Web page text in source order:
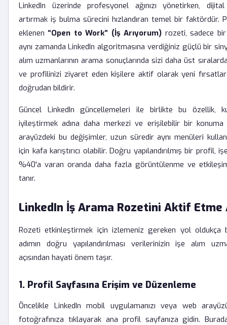
LinkedIn üzerinde profesyonel ağınızı yönetirken,
artırmak iş bulma sürecini hızlandıran temel bir faktördür.
eklenen “Open to Work” (İş Arıyorum) rozeti, sadece
aynı zamanda LinkedIn algoritmasına verdiğiniz güçlü bir
alım uzmanlarının arama sonuçlarında sizi daha üst
ve profilinizi ziyaret eden kişilere aktif olarak yeni
doğrudan bildirir.
Güncel LinkedIn güncellemeleri ile birlikte bu özellik,
iyileştirmek adına daha merkezi ve erişilebilir bir konuma
arayüzdeki bu değişimler, uzun süredir aynı menüleri
için kafa karıştırıcı olabilir. Doğru yapılandırılmış bir profil,
%40'a varan oranda daha fazla görüntülenme ve
tanır.
LinkedIn İş Arama Rozetini Aktif Etme
Rozeti etkinleştirmek için izlemeniz gereken yol oldukça
adımın doğru yapılandırılması verilerinizin işe alım
açısından hayati önem taşır.
1. Profil Sayfasına Erişim ve Düzenleme
Öncelikle LinkedIn mobil uygulamanızı veya web
fotoğrafınıza tıklayarak ana profil sayfanıza gidin.